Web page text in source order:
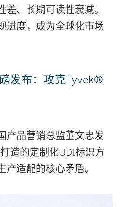
、长期可读性衰减。
进度，成为全球化市场
发布：攻克Tyvek®
产品营销总监董文忠发
造的定制化UDI标识方
适配的核心矛盾。